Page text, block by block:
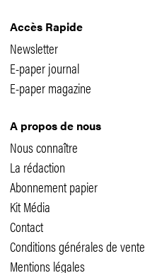
Accès Rapide
Newsletter
E-paper journal
E-paper magazine
A propos de nous
Nous connaître
La rédaction
Abonnement papier
Kit Média
Contact
Conditions générales de vente
Mentions légales